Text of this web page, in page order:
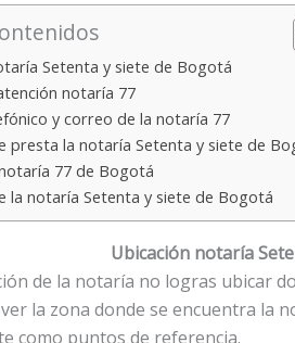
Setenta y siete de Bogotá
notaría 77
y correo de la notaría 77
presta la notaría Setenta y siete de
77 de Bogotá
la notaría Setenta y siete de Bogotá
Ubicación notaría
de la notaría no logras ubicar
la zona donde se encuentra la
como puntos de referencia.